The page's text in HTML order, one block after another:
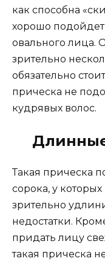
как способна
хорошо
овального лица.
зрительно
обязательно
прическа не
кудрявых волос.
Такая прическа
сорока, у
зрительно
недостатки.
придать лицу
такая прическа